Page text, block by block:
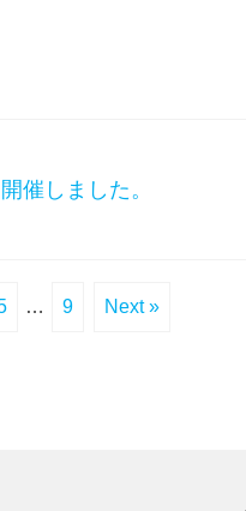
催しました。
… 9 Next »